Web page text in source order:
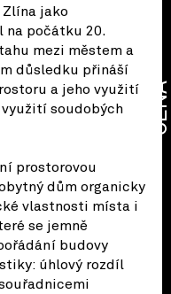
jako
na počátku 20.
mezi městem a
důsledku přináší
a jeho využití
soudobých
prostorovou
dům organicky
vlastnosti místa i
se jemně
budovy
úhlový rozdíl
CENA